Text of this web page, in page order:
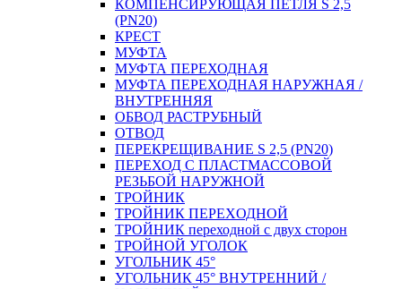
КОМПЕНСИРУЮЩАЯ ПЕТЛЯ S 2,5
(PN20)
КРЕСТ
МУФТА
МУФТА ПЕРЕХОДНАЯ
МУФТА ПЕРЕХОДНАЯ НАРУЖНАЯ /
ВНУТРЕННЯЯ
ОБВОД РАСТРУБНЫЙ
ОТВОД
ПЕРЕКРЕЩИВАНИЕ S 2,5 (PN20)
ПЕРЕХОД С ПЛАСТМАССОВОЙ
РЕЗЬБОЙ НАРУЖНОЙ
ТРОЙНИК
ТРОЙНИК ПЕРЕXОДНОЙ
ТРОЙНИК переходной с двух сторон
ТРОЙНОЙ УГОЛОК
УГОЛЬНИК 45°
УГОЛЬНИК 45° ВНУТРЕННИЙ /